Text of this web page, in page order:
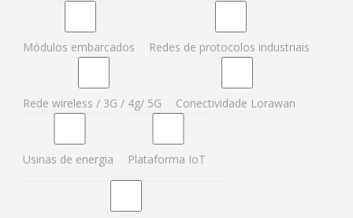
Módulos embarcados Redes de protocolos industriais
Rede wireless / 3G / 4g/ 5G Conectividade Lorawan
Usinas de energia Plataforma IoT